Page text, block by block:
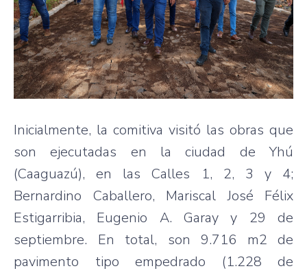
Inicialmente, la comitiva visitó las obras que
son ejecutadas en la ciudad de Yhú
(Caaguazú), en las Calles 1, 2, 3 y 4;
Bernardino Caballero, Mariscal José Félix
Estigarribia, Eugenio A. Garay y 29 de
septiembre. En total, son 9.716 m2 de
pavimento tipo empedrado (1.228 de